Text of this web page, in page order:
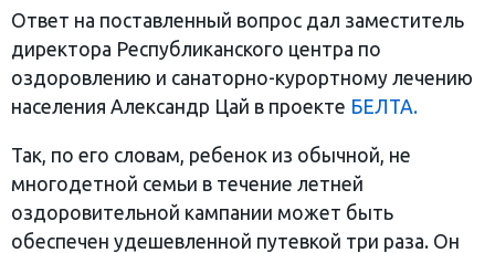
Ответ на поставленный вопрос дал заместитель
директора Республиканского центра по
оздоровлению и санаторно-курортному лечению
населения Александр Цай в проекте БЕЛТА.
Так, по его словам, ребенок из обычной, не
многодетной семьи в течение летней
оздоровительной кампании может быть
обеспечен удешевленной путевкой три раза. Он